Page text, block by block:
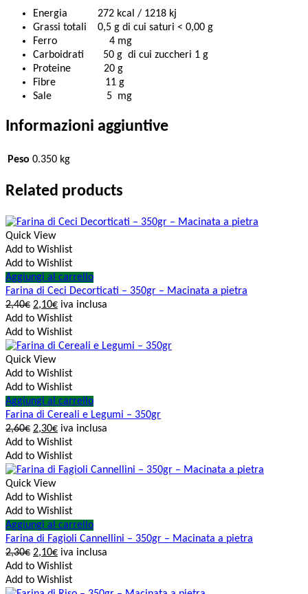
Energia 272 kcal / 1218 kj
Grassi totali 0,5 g di cui saturi < 0,00 g
Ferro 4 mg
Carboidrati 50 g di cui zuccheri 1 g
Proteine 20 g
Fibre 11 g
Sale 5 mg
Informazioni aggiuntive
Peso 0.350 kg
Related products
Quick View
Add to Wishlist
Add to Wishlist
Aggiungi al carrello
Farina di Ceci Decorticati – 350gr – Macinata a pietra
2,40€ 2,10€ iva inclusa
Add to Wishlist
Add to Wishlist
Quick View
Add to Wishlist
Add to Wishlist
Aggiungi al carrello
Farina di Cereali e Legumi – 350gr
2,60€ 2,30€ iva inclusa
Add to Wishlist
Add to Wishlist
Quick View
Add to Wishlist
Add to Wishlist
Aggiungi al carrello
Farina di Fagioli Cannellini – 350gr – Macinata a pietra
2,30€ 2,10€ iva inclusa
Add to Wishlist
Add to Wishlist